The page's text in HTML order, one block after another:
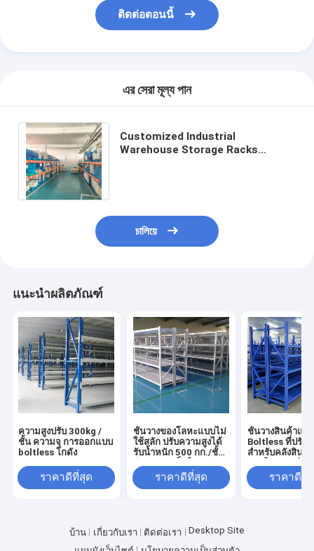
ติดต่อตอนนี้
এর সেরা মূল্য পান
Customized Industrial
Warehouse Storage Racks
চালিয়ে
แนะนำผลิตภัณฑ์
ความสูงปรับ 300kg /
ชั้น ความจุ การออกแบบ
boltless โกดัง
ราคาดีที่สุด
ชั้นวางของโลหะแบบไม่
ใช้สลัก ปรับความสูงได้
รับน้ำหนัก 500 กก./ชั้น
สินค้าและโรงงาน
อุตสาหกรรม
ราคาดีที่สุด
ชั้นวางสินค้าแบ
Boltless ที่ปรับ
สำหรับคลังสินค้
ชั้นวางสินค้า
อุตสาหกรรม ขา
ราคาดีที่
บ้าน เกี่ยวกับเรา ติดต่อเรา
Desktop Site